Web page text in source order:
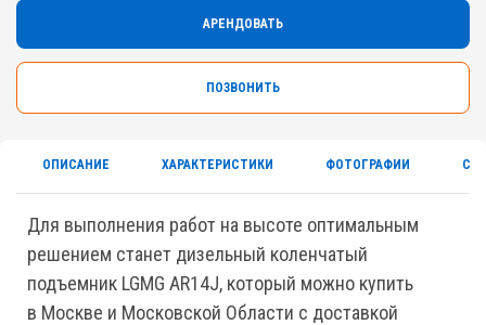
АРЕНДОВАТЬ
ПОЗВОНИТЬ
ОПИСАНИЕ ХАРАКТЕРИСТИКИ ФОТОГРАФИИ
Для выполнения работ на высоте оптимальным
решением станет дизельный коленчатый
подъемник LGMG AR14J, который можно купить
в Москве и Московской Области с доставкой